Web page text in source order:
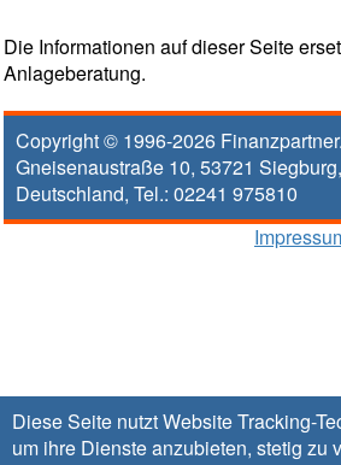
Diese Seite nutzt Website Tracking-
um ihre Dienste anzubieten, stetig zu
Die Informationen auf dieser Seite
Anlageberatung.
Copyright © 1996-2026
Gneisenaustraße 10, 53721 Siegburg
Deutschland, Tel.: 02241 975810